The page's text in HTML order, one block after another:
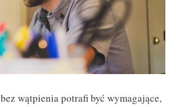
wątpienia potrafi być wymagające,